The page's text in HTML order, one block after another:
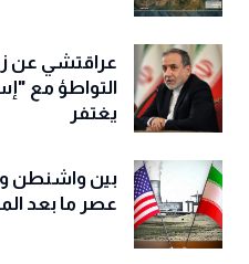
عراقتشي عن
التواطؤ مع
يغتفر
بين واشنطن
عصر ما بعد